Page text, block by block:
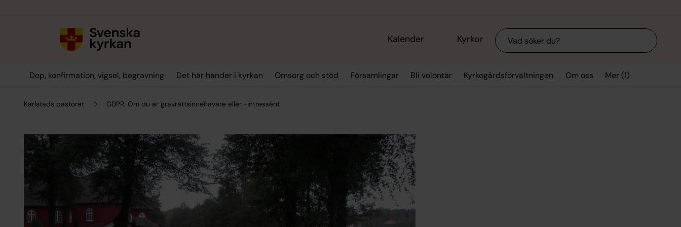
Kalender Kyrkor Sök
Dop, konfirmation, vigsel, begravning Det här händer i kyrkan Omsorg och stöd Församlingar Bli volontär Kyrkogårdsförvaltningen Om oss Mer (1)
Karlstads pastorat GDPR: Om du är gravrättsinnehavare eller -intressent